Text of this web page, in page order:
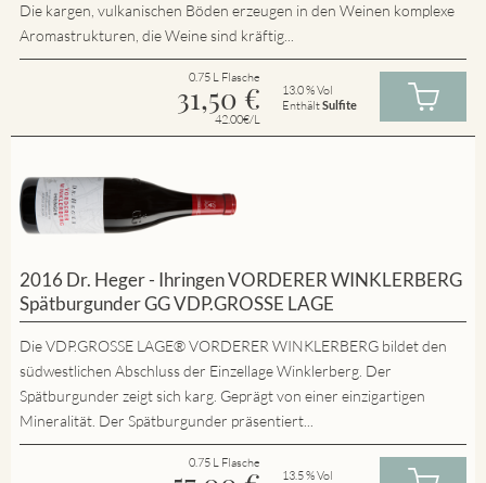
Die kargen, vulkanischen Böden erzeugen in den Weinen komplexe
Aromastrukturen, die Weine sind kräftig...
0.75 L Flasche
31,50 €
42.00€/L
13.0 % Vol
EnthältSulfite
2016 Dr. Heger - Ihringen VORDERER WINKLERBERG
Spätburgunder GG VDP.GROSSE LAGE
Die VDP.GROSSE LAGE® VORDERER WINKLERBERG bildet den
südwestlichen Abschluss der Einzellage Winklerberg. Der
Spätburgunder zeigt sich karg. Geprägt von einer einzigartigen
Mineralität. Der Spätburgunder präsentiert...
0.75 L Flasche
13.5 % Vol